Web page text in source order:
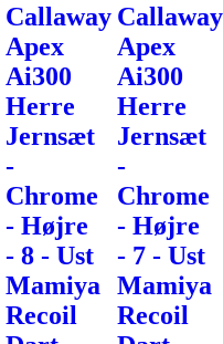
Callaway
Apex
Ai300
Herre
Jernsæt
-
Chrome
- Højre
- 8 - Ust
Mamiya
Recoil
Callaway
Apex
Ai300
Herre
Jernsæt
-
Chrome
- Højre
- 7 - Ust
Mamiya
Recoil